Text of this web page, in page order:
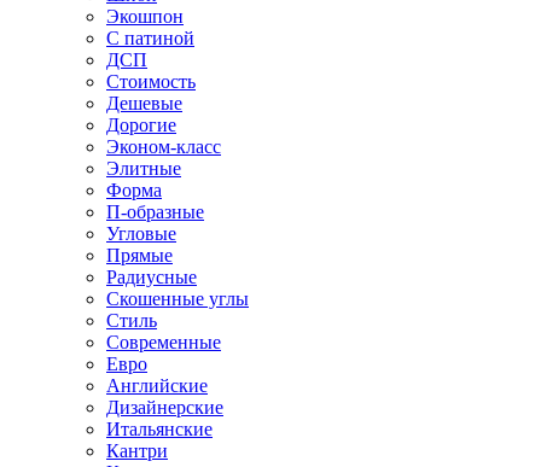
Экошпон
С патиной
ДСП
Стоимость
Дешевые
Дорогие
Эконом-класс
Элитные
Форма
П-образные
Угловые
Прямые
Радиусные
Скошенные углы
Стиль
Современные
Евро
Английские
Дизайнерские
Итальянские
Кантри